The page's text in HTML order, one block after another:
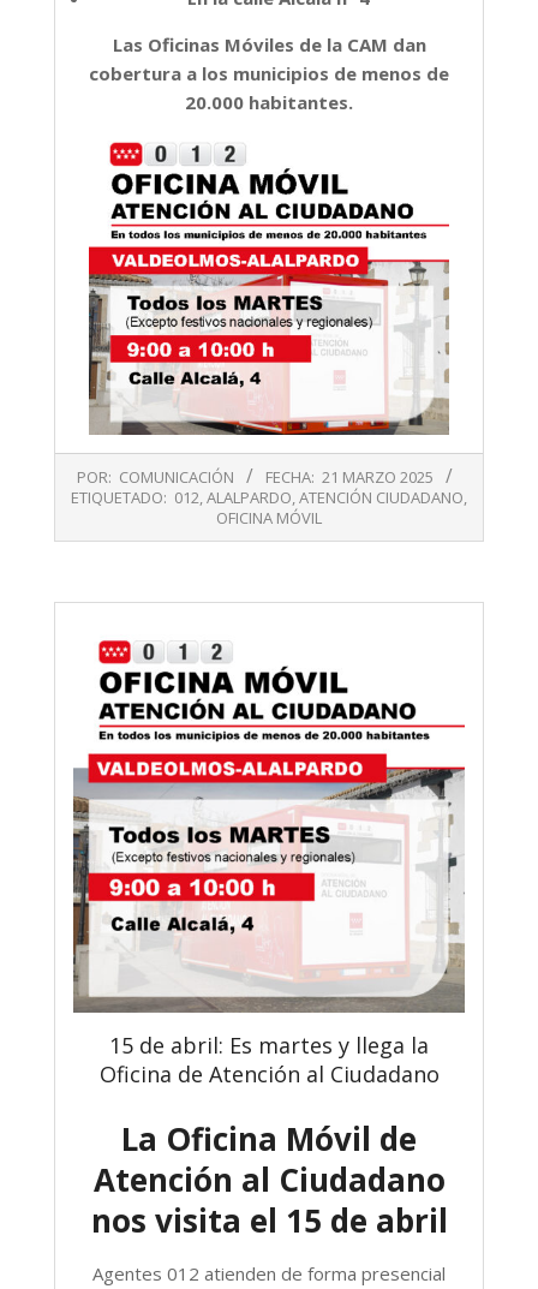
Las Oficinas Móviles de la CAM dan
cobertura a los municipios de menos de
20.000 habitantes.
03-
POR: COMUNICACIÓN FECHA: 21 MARZO 2025
ETIQUETADO: 012,ALALPARDO,ATENCIÓN CIUDADANO,
OFICINA MÓVIL
15 de abril: Es martes y llega la
Oficina de Atención al Ciudadano
La Oficina Móvil de
Atención al Ciudadano
nos visita el 15 de abril
Agentes 012 atienden de forma presencial